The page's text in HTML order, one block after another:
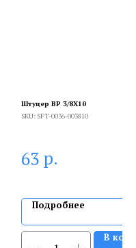
Штуцер ВР 3/8X10
SKU: SFT-0036-003810
63 р.
Подробнее
В